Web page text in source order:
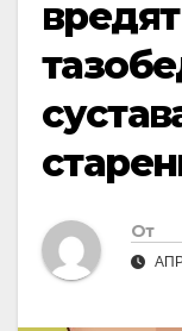
вредят
От